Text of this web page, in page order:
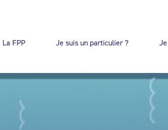
La FPP Je suis un particulier ?